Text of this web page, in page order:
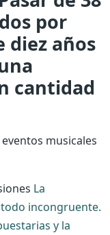
por
diez años
cantidad
musicales
La
incongruente.
y la